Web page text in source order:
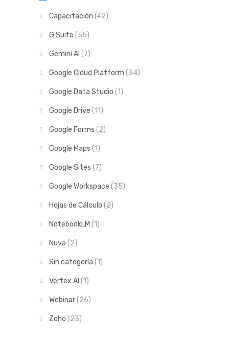
Capacitación (42)
G Suite (55)
Gemini AI (7)
Google Cloud Platform (34)
Google Data Studio (1)
Google Drive (11)
Google Forms (2)
Google Maps (1)
Google Sites (7)
Google Workspace (35)
Hojas de Cálculo (2)
NotebookLM (1)
Nuva (2)
Sin categoría (1)
Vertex AI (1)
Webinar(26)
Zoho (23)